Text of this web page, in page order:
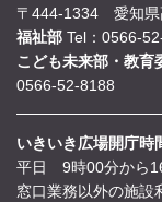
〒444-1334 愛知県
福祉部 Tel：0566-
こども未来部・教育
0566-52-8188
いきいき広場開庁時
平日 9時00分から
窓口業務以外の施